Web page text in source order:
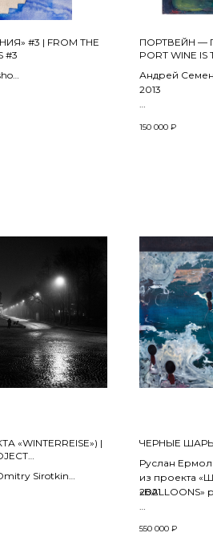
#3 | FROM THE
#3
ПОРТВЕЙН —
PORT WINE IS
Андрей
2013
64 x 54 см
150 000 ₽
«WINTERREISE») |
Sirotkin
ЧЕРНЫЕ ШАРЫ
Руслан
из проекта
«BALLOONS»
2021
140 x 200 см
550 000 ₽